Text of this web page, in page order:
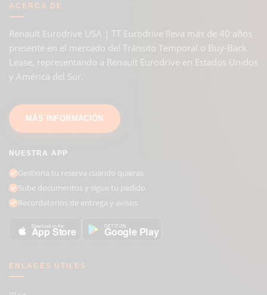
ACERCA DE
Renault Eurodrive USA | TT Eurodrive lleva más de 40 años
presente en el mercado del Tránsito Temporal o Buy-Back
Lease, representando a Renault Eurodrive en Estados Unidos
y América del Sur.
MÁS INFORMACIÓN
NUESTRA APP
Gestiona tu reserva cuando quieras
Sube documentos y sigue tu pedido
Recordatorios de entrega y avisos
Download on the
App Store GET IT ON
Google Play
ENLACES ÚTILES